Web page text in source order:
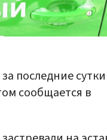
последние сутки
сообщается в